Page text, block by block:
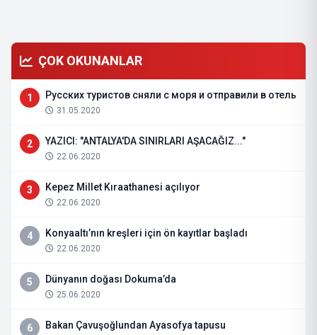
ÇOK OKUNANLAR
1 Русских туристов сняли с моря и отправили в отель
31.05.2020
2 YAZICI: "ANTALYA'DA SINIRLARI AŞACAĞIZ..."
22.06.2020
3 Kepez Millet Kıraathanesi açılıyor
22.06.2020
4 Konyaaltı’nın kreşleri için ön kayıtlar başladı
22.06.2020
5 Dünyanın doğası Dokuma’da
25.06.2020
6 Bakan Çavuşoğlundan Ayasofya tapusu